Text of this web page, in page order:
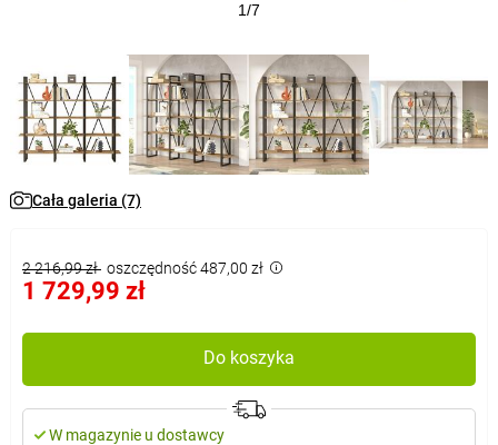
1/7
Cała galeria (7)
2 216,99 zł oszczędność 487,00 zł
1 729,99 zł
Do koszyka
W magazynie u dostawcy